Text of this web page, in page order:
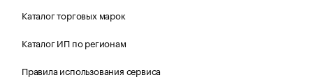
Каталог торговых марок
Каталог ИП по регионам
Правила использования сервиса